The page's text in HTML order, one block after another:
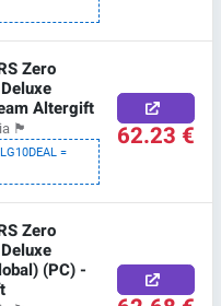
Zero
Altergift
🏴
=
62.23 €
Zero
(PC) -